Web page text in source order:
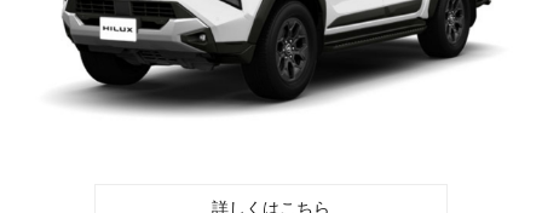
詳しくはこちら